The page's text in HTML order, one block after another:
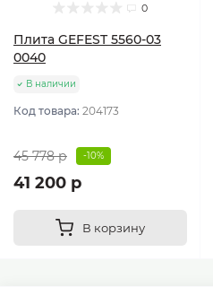
0
Плита GEFEST 5560-03
0040
В наличии
Код товара: 204173
45 778 р -10%
41 200 р
В корзину